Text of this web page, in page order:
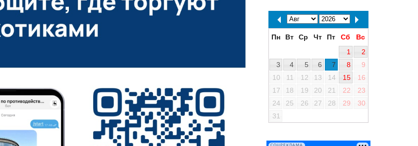
Пн Вт Ср Чт Пт Сб
Вс
1
2
3
4 5 6 7 8
9
10
11 12 13 14 15
16
17
18 19 20 21 22
23
24
25 26 27 28 29
30
31